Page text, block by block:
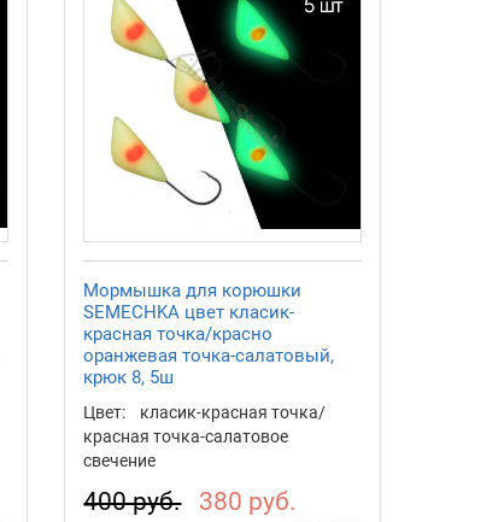
Мормышка для корюшки
SEMECHKA цвет класик-
красная точка/красно
оранжевая точка-салатовый,
крюк 8, 5ш
Цвет:
класик-красная точка/
красная точка-салатовое
свечение
400 руб. 380 руб.